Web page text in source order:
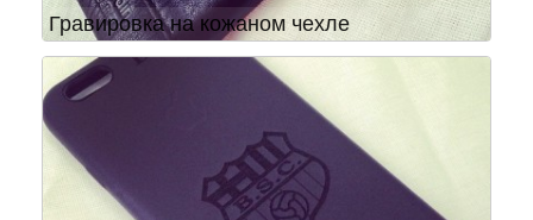
Гравировка на кожаном чехле